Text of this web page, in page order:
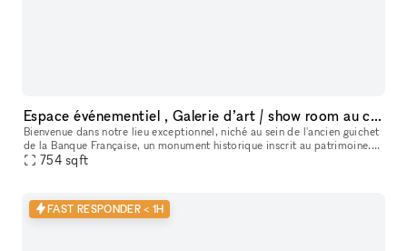
Espace événementiel , Galerie d’art / show room au cœur de Paris
Bienvenue dans notre lieu exceptionnel, niché au sein de l'ancien guichet
de la Banque Française, un monument historique inscrit au patrimoine.
Cet espace polyvalent offre une variété d'options pour
754 sqft
FAST RESPONDER < 1H